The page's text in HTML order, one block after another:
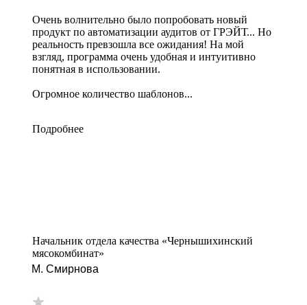
Очень волнительно было попробовать новый
продукт по автоматизации аудитов от ГРЭЙТ... Но
реальность превзошла все ожидания! На мой
взгляд, программа очень удобная и интуитивно
понятная в использовании.
Огромное количество шаблонов...
Подробнее
Начальник отдела качества «Чернышихинский
мясокомбинат»
М. Смирнова